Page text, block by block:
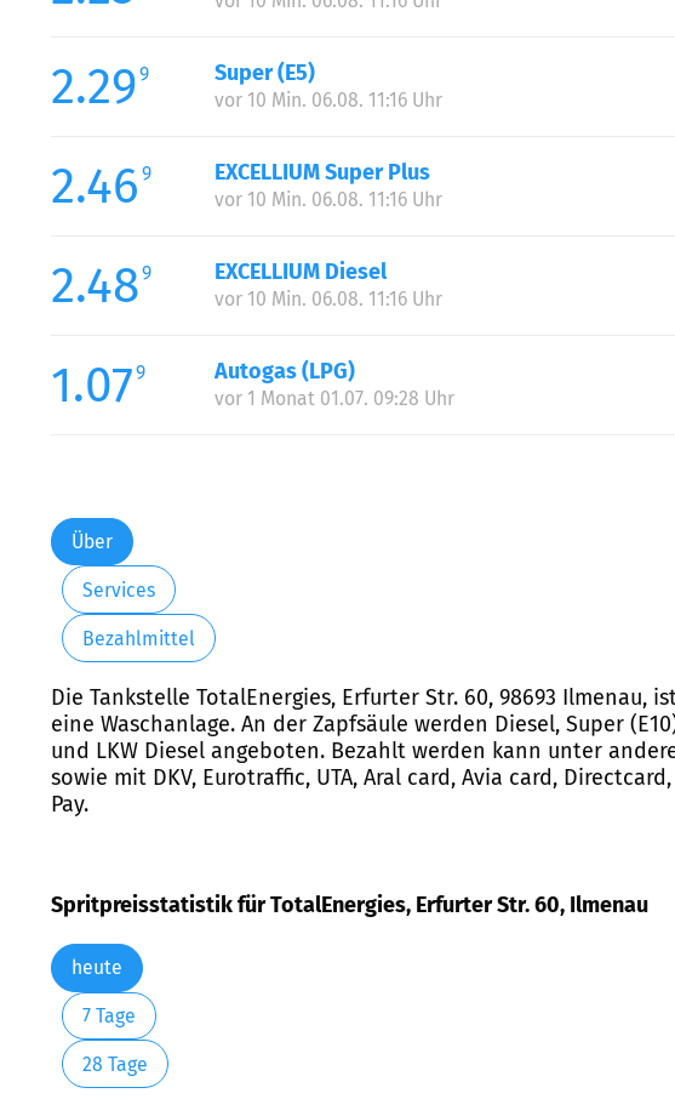
2.299 Super (E5)
vor 10 Min. 06.08. 11:16 Uhr
2.46 9 EXCELLIUM Super Plus
vor 10 Min. 06.08. 11:16 Uhr
2.489 EXCELLIUM Diesel
vor 10 Min. 06.08. 11:16 Uhr
1.079 Autogas (LPG)
vor 1 Monat 01.07. 09:28 Uhr
Über
Services
Bezahlmittel
Die Tankstelle TotalEnergies, Erfurter Str. 60, 98693
eine Waschanlage. An der Zapfsäule werden Diesel, Super
und LKW Diesel angeboten. Bezahlt werden kann unter
sowie mit DKV, Eurotraffic, UTA, Aral card, Avia card,
Pay.
Spritpreisstatistik für TotalEnergies, Erfurter Str. 60, Ilmenau
heute
7 Tage
28 Tage